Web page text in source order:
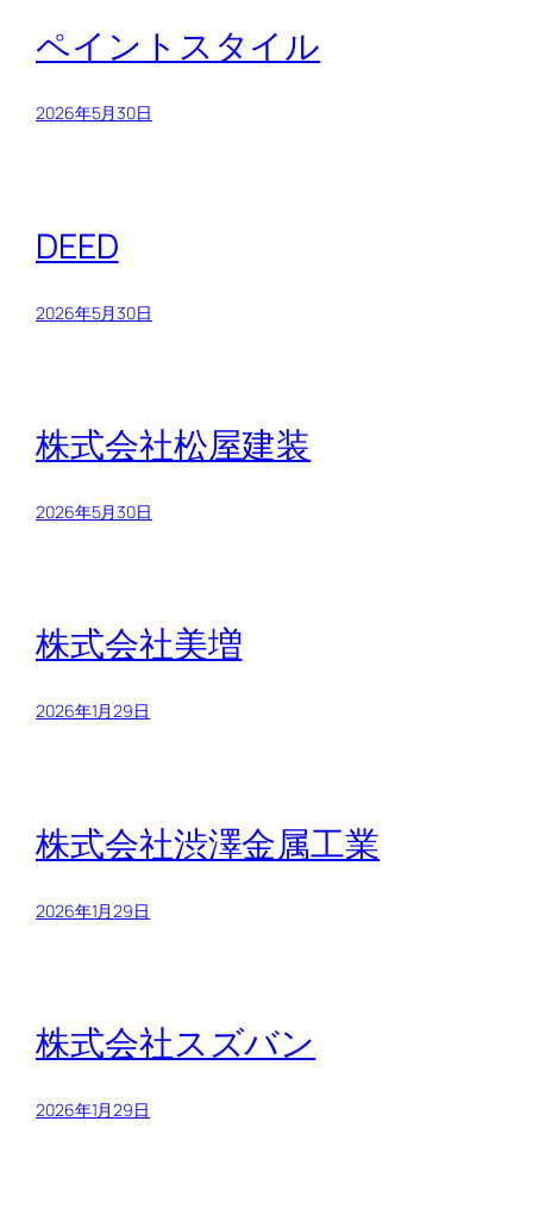
ペイントスタイル
2026年5月30日
DEED
2026年5月30日
株式会社松屋建装
2026年5月30日
株式会社美増
2026年1月29日
株式会社渋澤金属工業
2026年1月29日
株式会社スズバン
2026年1月29日